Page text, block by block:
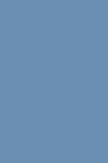
品质卓越、安全可